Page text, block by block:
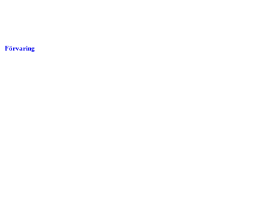
Förvaring